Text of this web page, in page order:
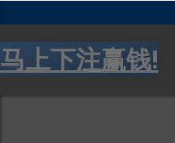
马上下注赢钱!